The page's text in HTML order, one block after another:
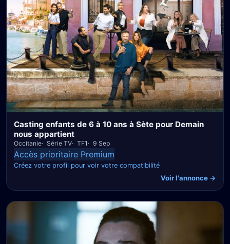
Casting enfants de 6 à 10 ans à Sète pour Demain
nous appartient
Occitanie Série TV TF1 9 Sep
Accès prioritaire Premium
Créez votre profil pour voir votre compatibilité
Voir l'annonce →